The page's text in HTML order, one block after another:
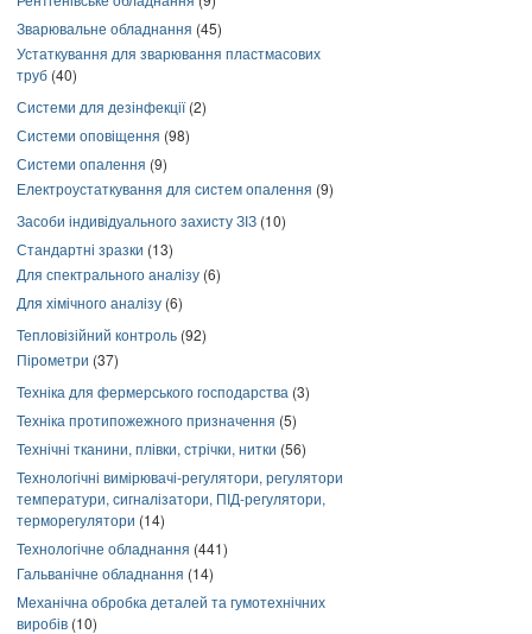
Зварювальне обладнання (45)
Устаткування для зварювання пластмасових
труб (40)
Системи для дезінфекції(2)
Системи оповіщення (98)
Системи опалення (9)
Електроустаткування для систем опалення (9)
Засоби індивідуального захисту ЗІЗ (10)
Стандартні зразки (13)
Для спектрального аналізу (6)
Для хімічного аналізу (6)
Тепловізійний контроль (92)
Пірометри (37)
Техніка для фермерського господарства (3)
Техніка протипожежного призначення (5)
Технічні тканини, плівки, стрічки, нитки (56)
Технологічні вимірювачі-регулятори, регулятори
температури, сигналізатори, ПІД-регулятори,
терморегулятори (14)
Технологічне обладнання (441)
Гальванічне обладнання (14)
Механічна обробка деталей та гумотехнічних
виробів (10)